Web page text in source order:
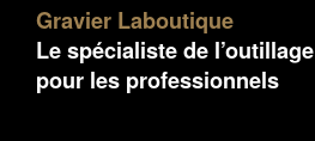
Gravier Laboutique
Le spécialiste de l’outillage
pour les professionnels